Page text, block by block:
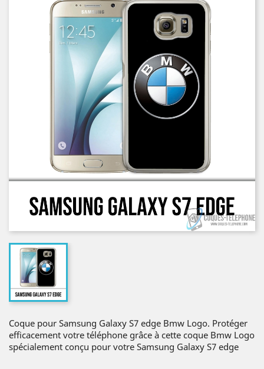
Coque pour Samsung Galaxy S7 edge Bmw Logo. Protéger
efficacement votre téléphone grâce à cette coque Bmw Logo
spécialement conçu pour votre Samsung Galaxy S7 edge